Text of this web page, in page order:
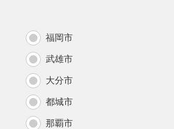
福岡市
武雄市
大分市
都城市
那覇市